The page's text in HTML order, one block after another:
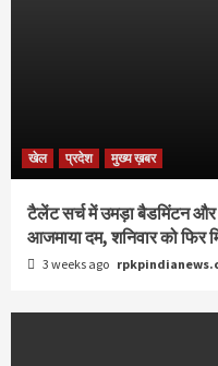
खेल प्रदेश मुख्य ख़बर
टैलेंट सर्च में उमड़ा बैडमिंटन
आजमाया दम, शनिवार को फिर
3 weeks ago